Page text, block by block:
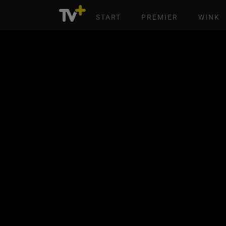
START PREMIER WINK